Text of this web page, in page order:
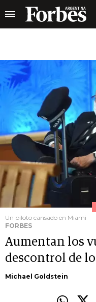
Un piloto cansado en Miami
FORBES
Aumentan los
descontrol de
Michael Goldstein